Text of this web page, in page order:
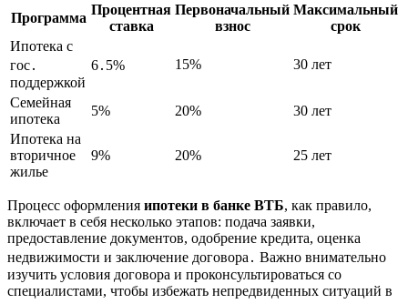
Программа
Процентная
ставка
Первоначальный
взнос
Максимальный
срок
Ипотека с
гос․
поддержкой
6․5% 15% 30 лет
Семейная
ипотека
5% 20%
30 лет
Ипотека на
вторичное
жилье
9% 20% 25 лет
Процесс оформления ипотеки в банке ВТБ, как правило,
включает в себя несколько этапов: подача заявки,
предоставление документов, одобрение кредита, оценка
недвижимости и заключение договора․ Важно внимательно
изучить условия договора и проконсультироваться со
специалистами, чтобы избежать непредвиденных ситуаций в